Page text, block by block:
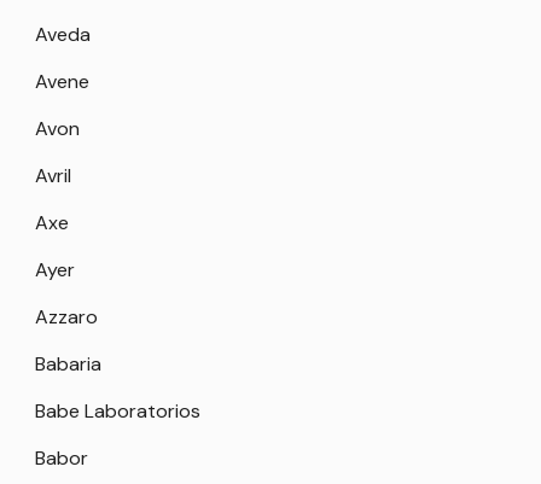
Aveda
Avene
Avon
Avril
Axe
Ayer
Azzaro
Babaria
Babe Laboratorios
Babor